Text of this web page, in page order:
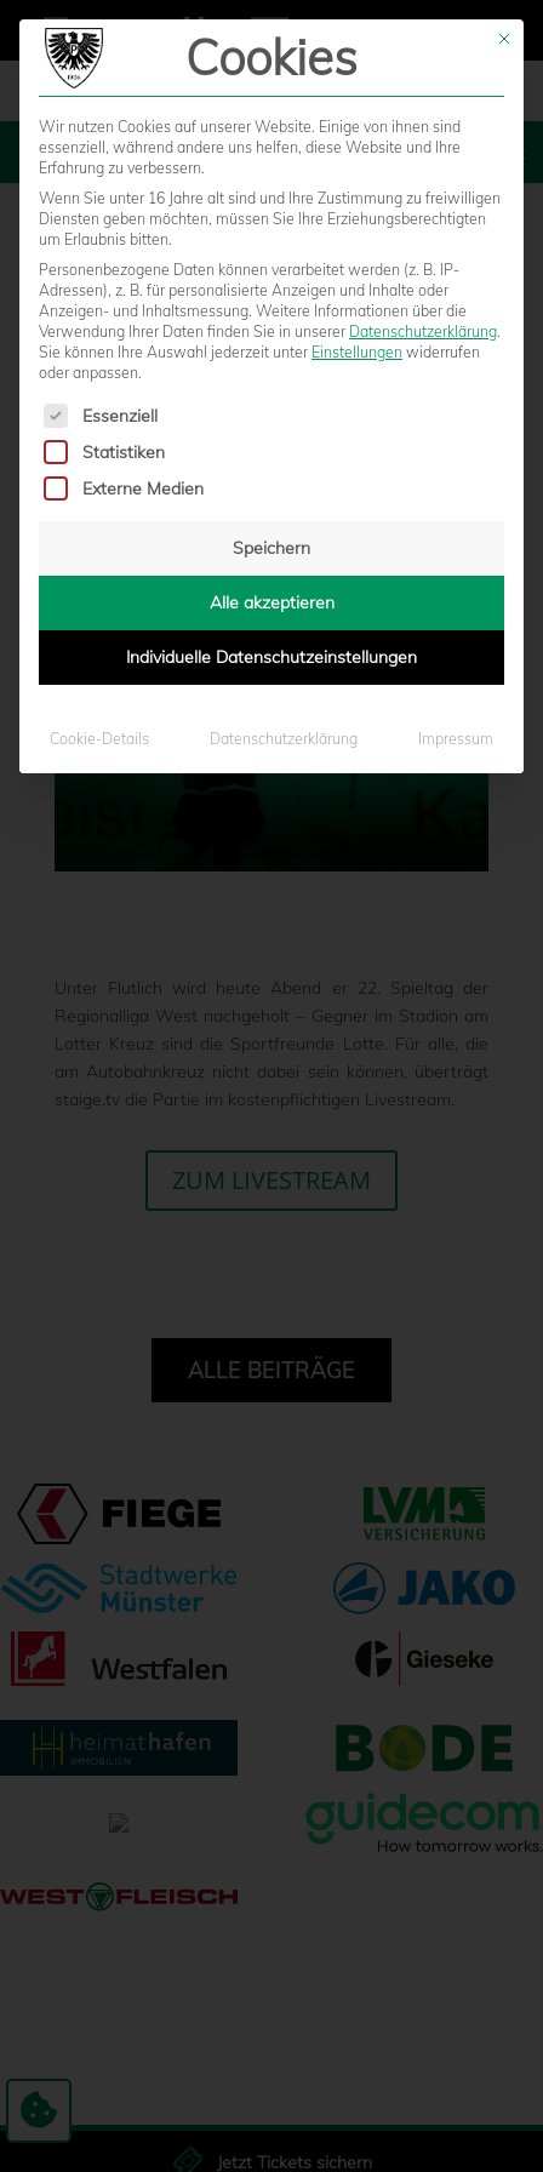
MENU
HEUTE LIVE: SPORTFREUNDE LOTTE – SC
vonMarcel Weskamp|02.03.2022 - 08:00
Unter Flutlich wird heute Abend er 22. Spieltag der
Regionalliga West nachgeholt – Gegner im Stadion am
Lotter Kreuz sind die Sportfreunde Lotte. Für alle, die
am Autobahnkreuz nicht dabei sein können, überträgt
staige.tv die Partie im kostenpflichtigen Livestream.
ZUM LIVESTREAM
ALLE BEITRÄGE
Jetzt Tickets sichern
Mit
Cookies
Wir nutzen Cookies auf unserer Website. Einige von ihnen sind
essenziell, während andere uns helfen, diese Website und Ihre
Erfahrung zu verbessern.
Wenn Sie unter 16 Jahre alt sind und Ihre Zustimmung zu freiwilligen
Diensten geben möchten, müssen Sie Ihre Erziehungsberechtigten
um Erlaubnis bitten.
Personenbezogene Daten können verarbeitet werden (z. B. IP-
Adressen), z. B. für personalisierte Anzeigen und Inhalte oder
Anzeigen- und Inhaltsmessung. Weitere Informationen über die
Verwendung Ihrer Daten finden Sie in unserer Datenschutzerklärung.
Sie können Ihre Auswahl jederzeit unter Einstellungen widerrufen
oder anpassen.
Es folgt eine Liste der Service-Gruppen, für die eine
Essenziell
Statistiken
Externe Medien
Speichern
Alle akzeptieren
Individuelle Datenschutzeinstellungen
Cookie-Details Datenschutzerklärung Impressum